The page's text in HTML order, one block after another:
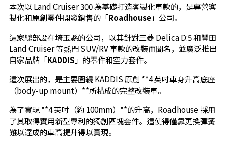
本次以 Land Cruiser 300 為基礎打造客製化車款的，是專營客
製化和原創零件開發銷售的「Roadhouse」公司。
這家總部設在埼玉縣的公司，以其針對三菱 Delica D:5 和豐田
Land Cruiser 等熱門 SUV/RV 車款的改裝而聞名，並廣泛推出
自家品牌「KADDIS 」的零件和空力套件。
這次展出的，是主要圍繞 KADDIS 原創 **4 英吋車身升高底座
（body-up mount）**所構成的完整改裝車。
為了實現 **4 英吋（約 100mm）**的升高，Roadhouse 採用
了其取得實用新型專利的獨創區塊套件。這使得僅靠更換彈簧
難以達成的車高提升得以實現。